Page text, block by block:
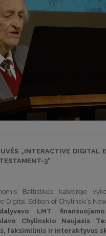
„INTERACTIVE DIGITAL
3“
Baltistikos katedroje
Digital Edition of Chylinski’s
LMT
Chylinskio Naujasis
faksimilinis ir interaktyvus